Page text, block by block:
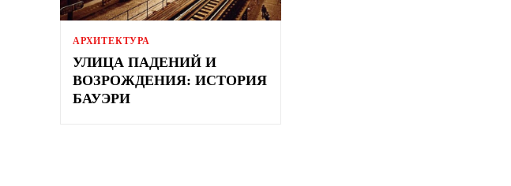
АРХИТЕКТУРА
УЛИЦА ПАДЕНИЙ И
ВОЗРОЖДЕНИЯ: ИСТОРИЯ
БАУЭРИ